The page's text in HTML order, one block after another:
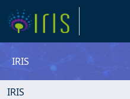
IRIS
IRIS